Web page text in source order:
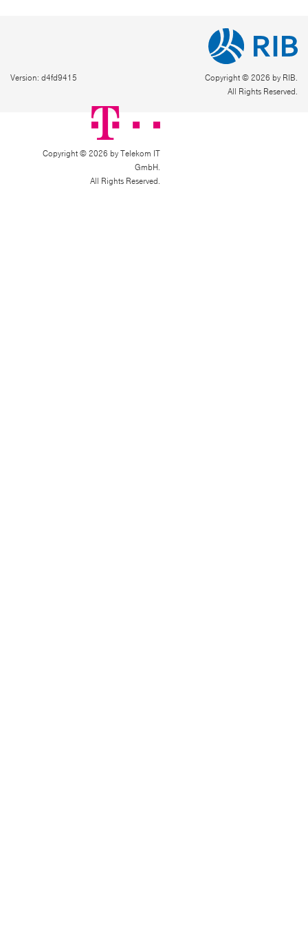
Version: d4fd9415
Copyright © 2026 by RIB.
All Rights Reserved.
Copyright © 2026 by Telekom IT
GmbH.
All Rights Reserved.